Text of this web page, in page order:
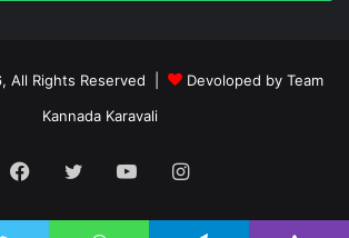
All Rights Reserved |
Devoloped by Team
Kannada Karavali
Facebook
TwitterYouTubeInstagram